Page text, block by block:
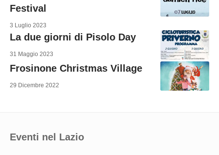
Festival
3 Luglio 2023
La due giorni di Pisolo Day
31 Maggio 2023
Frosinone Christmas Village
29 Dicembre 2022
Eventi nel Lazio